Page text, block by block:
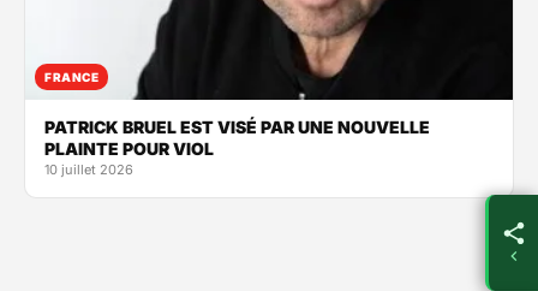
FRANCE
PATRICK BRUEL EST VISÉ PAR UNE NOUVELLE
PLAINTE POUR VIOL
10 juillet 2026